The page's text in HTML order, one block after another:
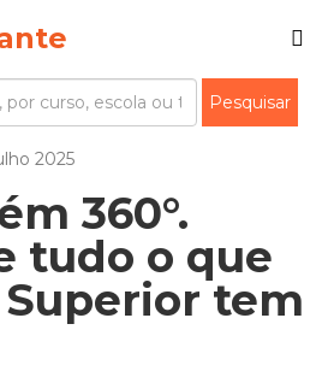
2025
360°.
tudo o que
tem